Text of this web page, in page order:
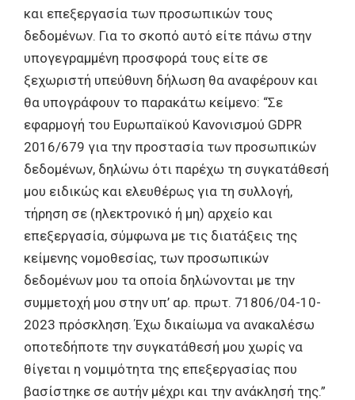
και επεξεργασία των προσωπικών τους
δεδομένων. Για το σκοπό αυτό είτε πάνω στην
υπογεγραμμένη προσφορά τους είτε σε
ξεχωριστή υπεύθυνη δήλωση θα αναφέρουν και
θα υπογράφουν το παρακάτω κείμενο: “Σε
εφαρμογή του Ευρωπαϊκού Κανονισμού GDPR
2016/679 για την προστασία των προσωπικών
δεδομένων, δηλώνω ότι παρέχω τη συγκατάθεσή
μου ειδικώς και ελευθέρως για τη συλλογή,
τήρηση σε (ηλεκτρονικό ή μη) αρχείο και
επεξεργασία, σύμφωνα με τις διατάξεις της
κείμενης νομοθεσίας, των προσωπικών
δεδομένων μου τα οποία δηλώνονται με την
συμμετοχή μου στην υπ’ αρ. πρωτ. 71806/04-10-
2023 πρόσκληση. Έχω δικαίωμα να ανακαλέσω
οποτεδήποτε την συγκατάθεσή μου χωρίς να
θίγεται η νομιμότητα της επεξεργασίας που
βασίστηκε σε αυτήν μέχρι και την ανάκλησή της.”